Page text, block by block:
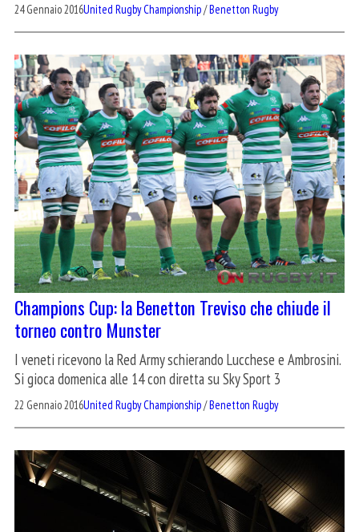
24 Gennaio 2016United Rugby Championship/Benetton Rugby
Champions Cup: la Benetton Treviso che chiude il
torneo contro Munster
I veneti ricevono la Red Army schierando Lucchese e Ambrosini.
Si gioca domenica alle 14 con diretta su Sky Sport 3
22 Gennaio 2016United Rugby Championship/Benetton Rugby